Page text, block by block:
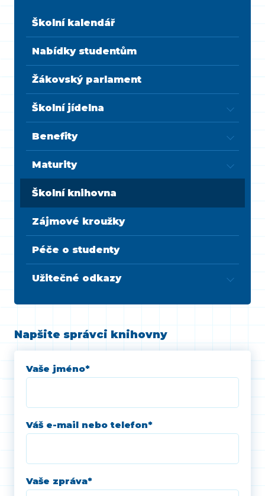
Školní kalendář
Nabídky studentům
Žákovský parlament
Školní jídelna
Benefity
Maturity
Školní knihovna
Zájmové kroužky
Péče o studenty
Užitečné odkazy
Napšite správci knihovny
Vaše jméno*
Váš e-mail nebo telefon*
Vaše zpráva*